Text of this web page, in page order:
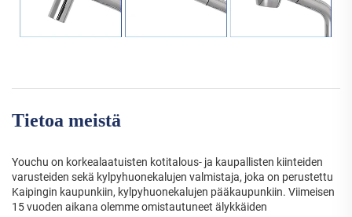
Tietoa meistä
Youchu on korkealaatuisten kotitalous- ja kaupallisten kiinteiden
varusteiden sekä kylpyhuonekalujen valmistaja, joka on perustettu
Kaipingin kaupunkiin, kylpyhuonekalujen pääkaupunkiin. Viimeisen
15 vuoden aikana olemme omistautuneet älykkäiden